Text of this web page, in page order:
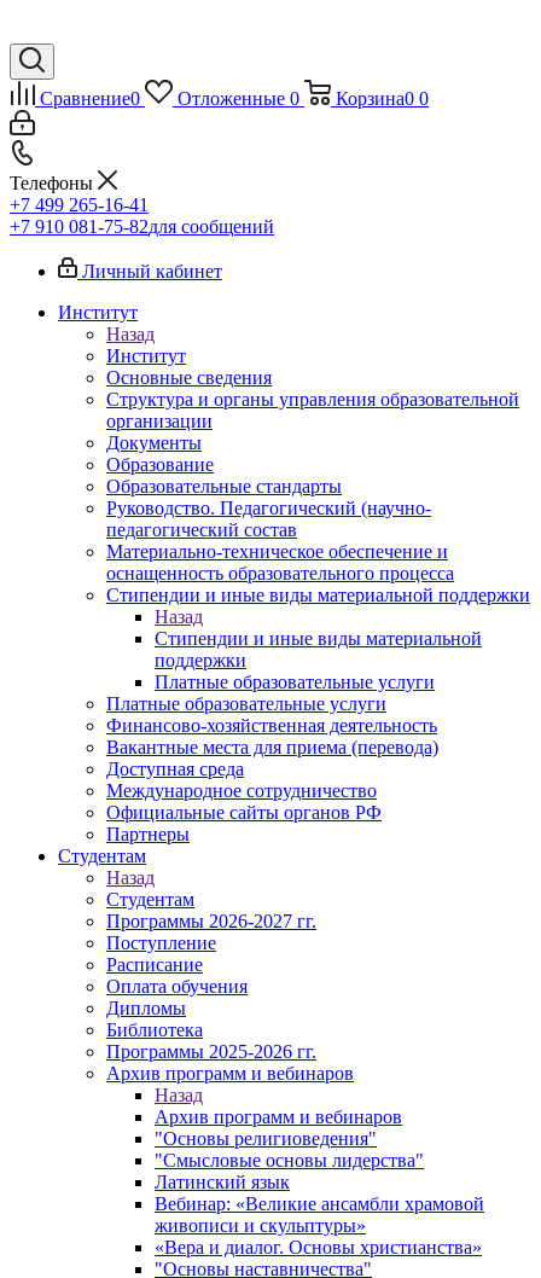
Сравнение0 Отложенные 0 Корзина0 0
Телефоны
+7 499 265-16-41
+7 910 081-75-82для сообщений
Личный кабинет
Институт
Назад
Институт
Основные сведения
Структура и органы управления образовательной
организации
Документы
Образование
Образовательные стандарты
Руководство. Педагогический (научно-
педагогический состав
Материально-техническое обеспечение и
оснащенность образовательного процесса
Стипендии и иные виды материальной поддержки
Назад
Стипендии и иные виды материальной
поддержки
Платные образовательные услуги
Платные образовательные услуги
Финансово-хозяйственная деятельность
Вакантные места для приема (перевода)
Доступная среда
Международное сотрудничество
Официальные сайты органов РФ
Партнеры
Студентам
Назад
Студентам
Программы 2026-2027 гг.
Поступление
Расписание
Оплата обучения
Дипломы
Библиотека
Программы 2025-2026 гг.
Архив программ и вебинаров
Назад
Архив программ и вебинаров
"Основы религиоведения"
"Смысловые основы лидерства"
Латинский язык
Вебинар: «Великие ансамбли храмовой
живописи и скульптуры»
«Вера и диалог. Основы христианства»
"Основы наставничества"